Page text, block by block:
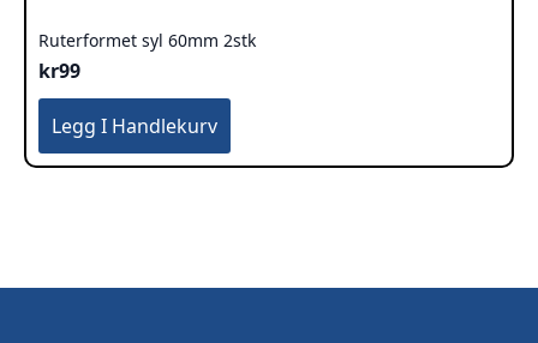
Ruterformet syl 60mm 2stk
kr99
Legg I Handlekurv